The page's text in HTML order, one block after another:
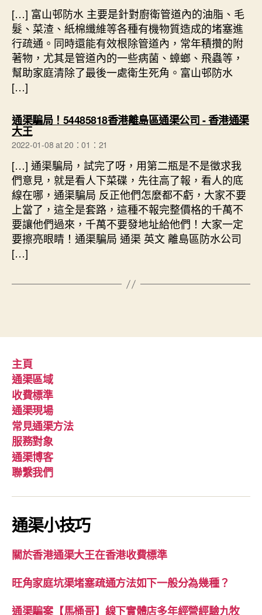
[…] 富山邨防水 主要是針對廚衛管道內的油脂、毛
髮、菜渣、紙棉纖維等各種有機物質造成的堵塞進
行疏通。同時還能有效根除管道內，常年積攢的附
著物，尤其是管道內的一些病菌、蟑螂、飛蟲等，
幫助家庭清除了最後一處衛生死角。富山邨防水
[…]
通渠騙局！54485818香港離島區通渠公司 - 香港通渠
大王says:
2022-01-08 at 20：01：21
[…] 通渠騙局，試完了呀，用第二瓶是不是徵求我
們意見，就是看人下菜碟，先往高了報，看人的底
線在哪，通渠騙局 反正他們怎麼都不虧，大家不要
上當了，這全是套路，這種不報完整價格的千萬不
要讓他們過來，千萬不要發地址給他們！大家一定
要擦亮眼睛！通渠騙局 通渠 英文 離島區防水公司
[…]
主頁
通渠區域
收費標準
通渠現場
常見通渠方法
服務對象
通渠博客
聯繫我們
通渠小技巧
關於香港通渠大王在香港收費標準
旺角家庭坑渠堵塞疏通方法如下一般分為幾種？
通渠騙案【馬桶哥】線下實體店多年經營經驗九牧